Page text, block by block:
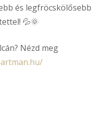
és legfröcskölősebb
💦🌞
Nézd meg